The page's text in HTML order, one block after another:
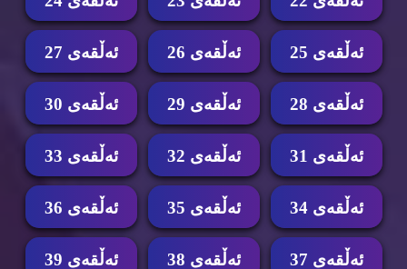
ئه‌ڵقه‌ی 25 ئه‌ڵقه‌ی 26 ئه‌ڵقه‌ی 27
ئه‌ڵقه‌ی 28 ئه‌ڵقه‌ی 29 ئه‌ڵقه‌ی 30
ئه‌ڵقه‌ی 31 ئه‌ڵقه‌ی 32 ئه‌ڵقه‌ی 33
ئه‌ڵقه‌ی 34 ئه‌ڵقه‌ی 35 ئه‌ڵقه‌ی 36
ئه‌ڵقه‌ی 37 ئه‌ڵقه‌ی 38 ئه‌ڵقه‌ی 39